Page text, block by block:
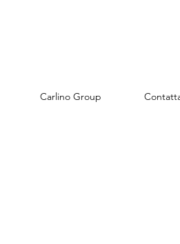
Carlino Group